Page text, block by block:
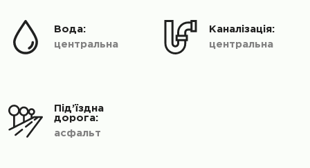
центральна
Вода:
центральна
Каналізація:
асфальт
Під’їздна
дорога: